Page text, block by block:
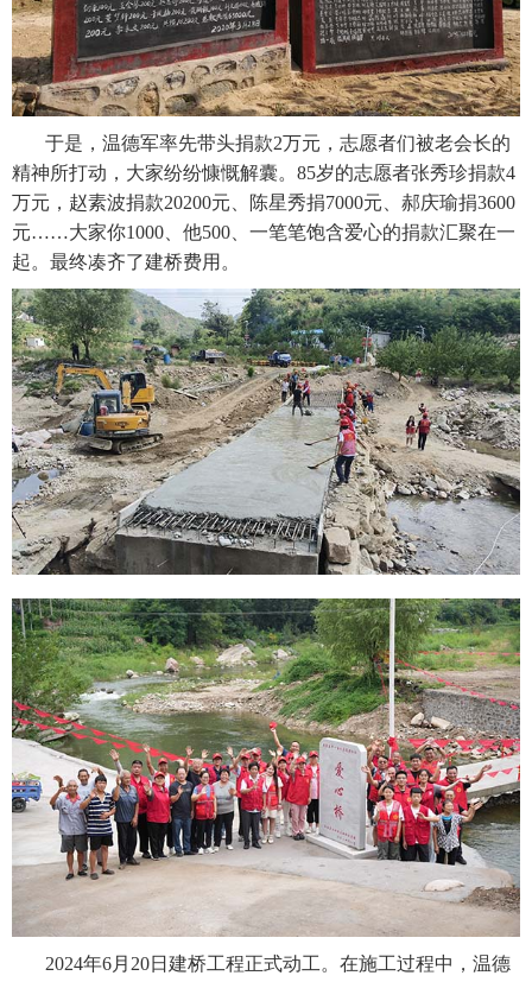
于是，温德军率先带头捐款2万元，志愿者们被老会长的
精神所打动，大家纷纷慷慨解囊。85岁的志愿者张秀珍捐款4
万元，赵素波捐款20200元、陈星秀捐7000元、郝庆瑜捐3600
元……大家你1000、他500、一笔笔饱含爱心的捐款汇聚在一
起。最终凑齐了建桥费用。
2024年6月20日建桥工程正式动工。在施工过程中，温德